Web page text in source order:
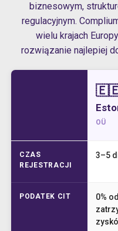
biznesowym,
regulacyjnym.
wielu krajach
rozwiązanie najlepiej
OÜ
CZAS
REJESTRACJI
3–5
PODATEK CIT
0% od